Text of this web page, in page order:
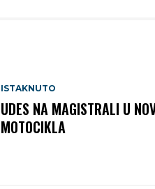
ISTAKNUTO
UDES NA MAGISTRALI U
MOTOCIKLA